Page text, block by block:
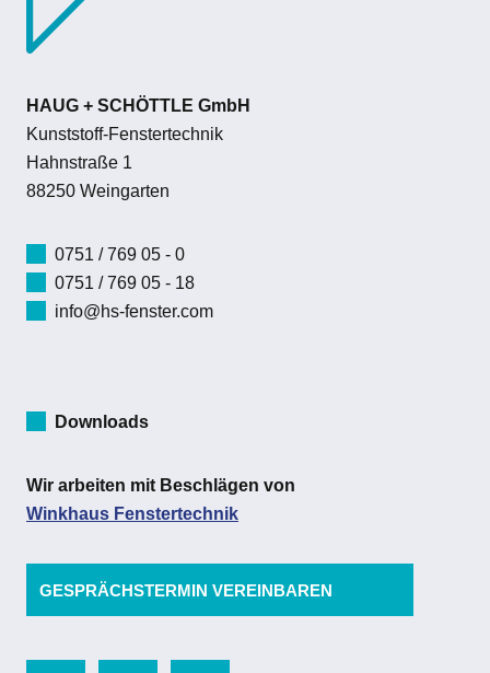
HAUG + SCHÖTTLE GmbH
Kunststoff-Fenstertechnik
Hahnstraße 1
88250 Weingarten
0751 / 769 05 - 0
0751 / 769 05 - 18
info@hs-fenster.com
Downloads
Wir arbeiten mit Beschlägen von
Winkhaus Fenstertechnik
GESPRÄCHSTERMIN VEREINBAREN